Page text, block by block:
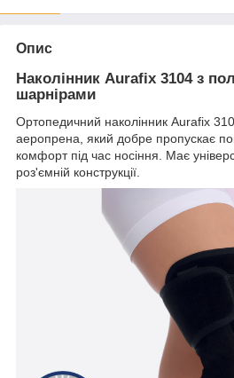
Опис
Наколінник Aurafix 3104 з
шарнірами
Ортопедичний наколінник Aurafix
аеропрена, який добре пропускає
комфорт під час носіння. Має
роз'ємній конструкції.